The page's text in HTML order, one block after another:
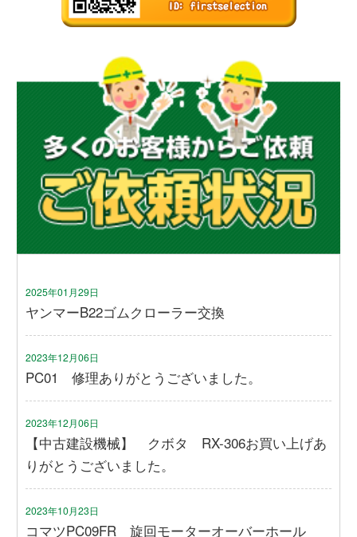
2025年01月29日
ヤンマーB22ゴムクローラー交換
2023年12月06日
PC01 修理ありがとうございました。
2023年12月06日
【中古建設機械】 クボタ RX-306お買い上げあ
りがとうございました。
2023年10月23日
コマツPC09FR 旋回モーターオーバーホール